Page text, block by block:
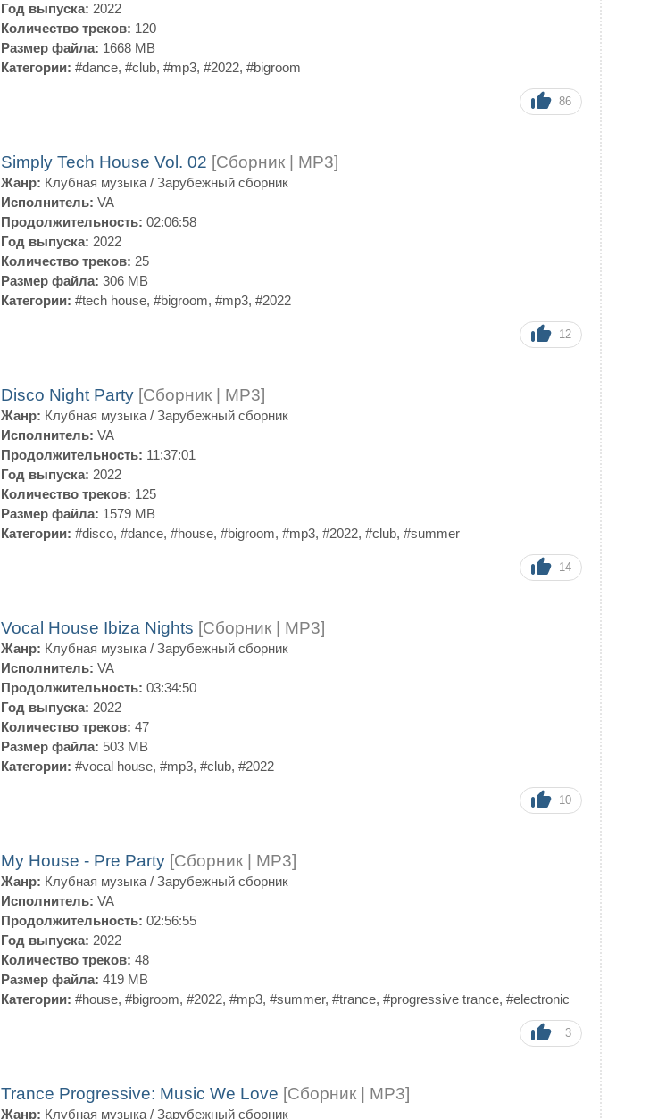
Год выпуска: 2022
Количество треков: 120
Размер файла: 1668 MB
Категории: #dance, #club, #mp3, #2022, #bigroom
86
Simply Tech House Vol. 02 [Сборник | MP3]
Жанр: Клубная музыка / Зарубежный сборник
Исполнитель: VA
Продолжительность: 02:06:58
Год выпуска: 2022
Количество треков: 25
Размер файла: 306 MB
Категории: #tech house, #bigroom, #mp3, #2022
12
Disco Night Party [Сборник | MP3]
Жанр: Клубная музыка / Зарубежный сборник
Исполнитель: VA
Продолжительность: 11:37:01
Год выпуска: 2022
Количество треков: 125
Размер файла: 1579 MB
Категории: #disco, #dance, #house, #bigroom, #mp3, #2022, #club, #summer
14
Vocal House Ibiza Nights [Сборник | MP3]
Жанр: Клубная музыка / Зарубежный сборник
Исполнитель: VA
Продолжительность: 03:34:50
Год выпуска: 2022
Количество треков: 47
Размер файла: 503 MB
Категории: #vocal house, #mp3, #club, #2022
10
My House - Pre Party [Сборник | MP3]
Жанр: Клубная музыка / Зарубежный сборник
Исполнитель: VA
Продолжительность: 02:56:55
Год выпуска: 2022
Количество треков: 48
Размер файла: 419 MB
Категории: #house, #bigroom, #2022, #mp3, #summer, #trance, #progressive trance, #electronic
3
Trance Progressive: Music We Love [Сборник | MP3]
Жанр: Клубная музыка / Зарубежный сборник